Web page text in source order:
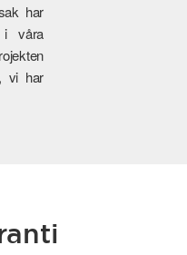
har
i våra
vi har